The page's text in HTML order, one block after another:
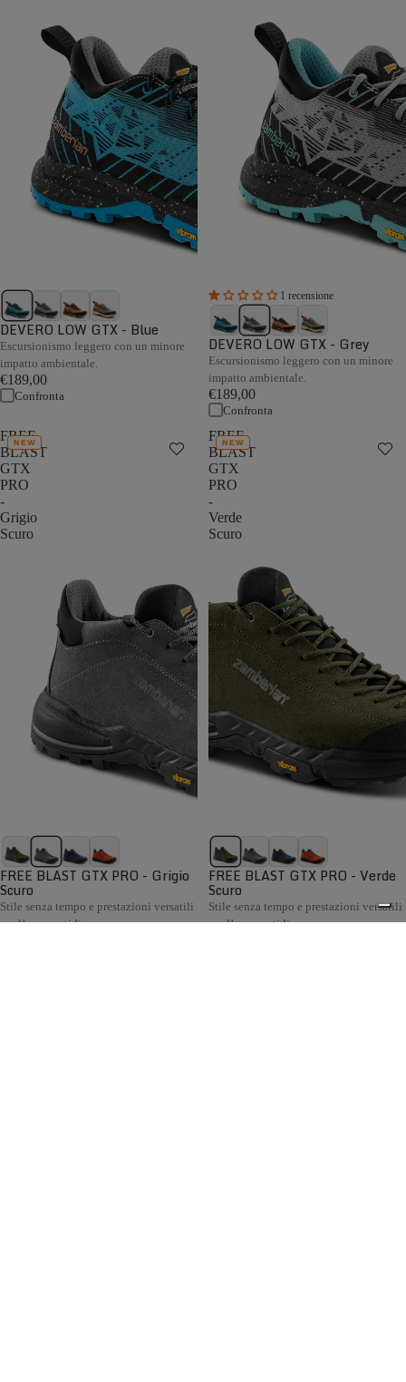
DEVERO LOW GTX - Blue
Escursionismo leggero con un minore
impatto ambientale.
€189,00
Confronta
1 recensione
DEVERO LOW GTX - Grey
Escursionismo leggero con un minore
impatto ambientale.
€189,00
Confronta
FREE
BLAST
GTX
PRO
-
Grigio
Scuro
NEW
FREE BLAST GTX PRO - Grigio
Scuro
Stile senza tempo e prestazioni versatili
per l’uso quotidiano
FREE
BLAST
GTX
PRO
-
Verde
Scuro
NEW
FREE BLAST GTX PRO - Verde
Scuro
Stile senza tempo e prestazioni versatili
per l’uso quotidiano